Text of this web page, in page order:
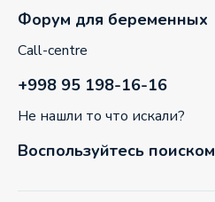
Форум для беременных
Call-centre
+998 95 198-16-16
Не нашли то что искали?
Воспользуйтесь поиском